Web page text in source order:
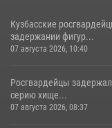
Кузбасские
задержании фигур...
07 августа 2026, 10:40
Росгвардейцы
серию хище...
07 августа 2026, 08:37